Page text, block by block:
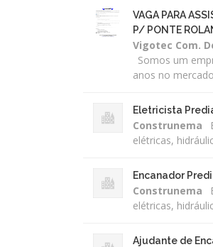
VAGA PARA
P/ PONTE
Vigotec Com.
Somos um
anos no
Eletricista
Construnema
elétricas,
Encanador
Construnema
elétricas,
Ajudante de